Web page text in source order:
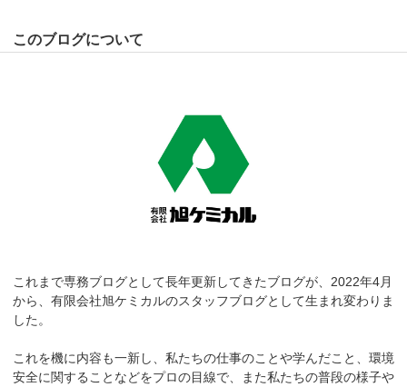
このブログについて
これまで専務ブログとして長年更新してきたブログが、2022年4月
から、有限会社旭ケミカルのスタッフブログとして生まれ変わりま
した。
これを機に内容も一新し、私たちの仕事のことや学んだこと、環境
安全に関することなどをプロの目線で、また私たちの普段の様子や